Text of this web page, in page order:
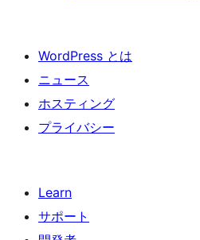
WordPress とは
ニュース
ホスティング
プライバシー
Learn
サポート